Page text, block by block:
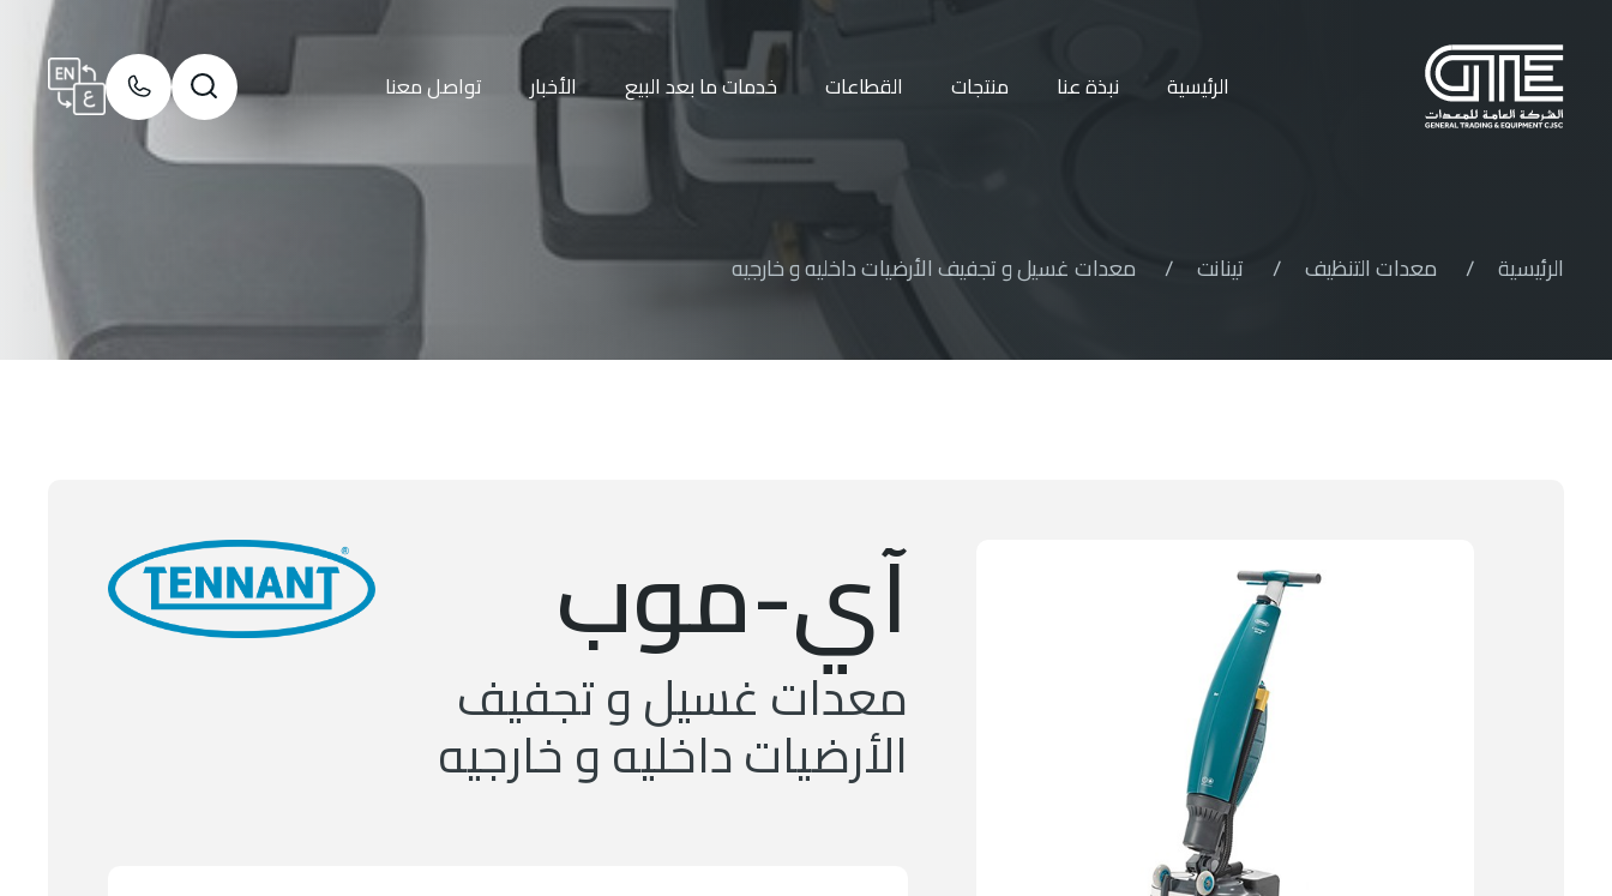
الرئيسية نبذة عنا منتجات القطاعات خدمات ما بعد البيع الأخبار تواصل معنا
الرئيسية / معدات التنظيف / تينانت / معدات غسيل و تجفيف الأرضيات داخليه و خارجيه
آي-موب
معدات غسيل و تجفيف
الأرضيات داخليه و خارجيه